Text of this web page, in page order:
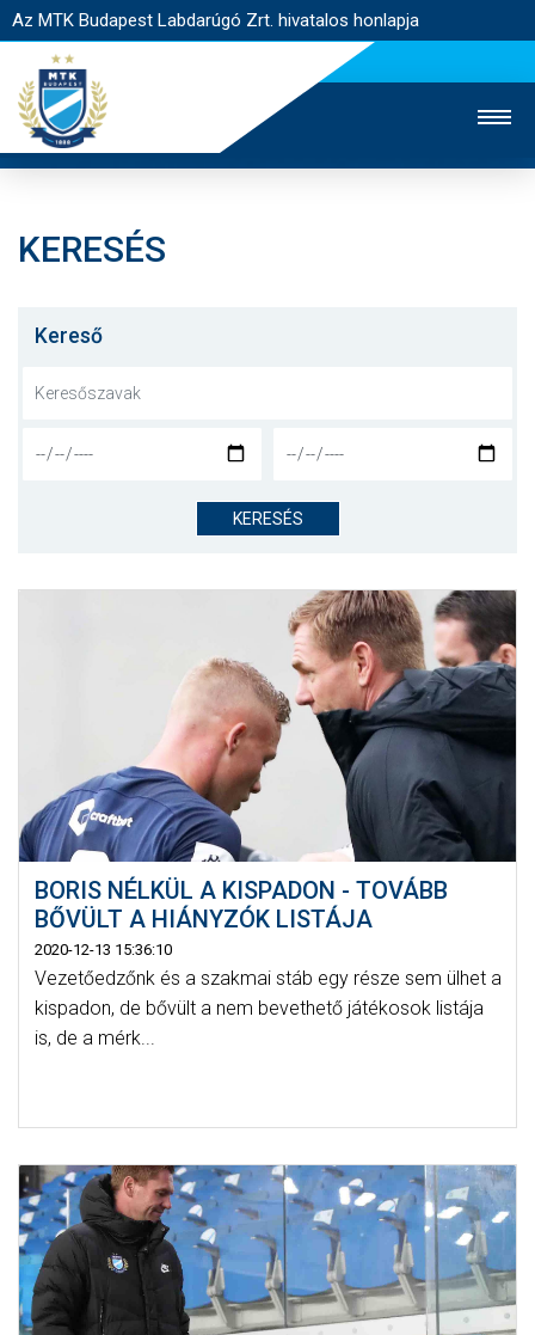
Az MTK Budapest Labdarúgó Zrt. hivatalos honlapja
JEGYÉRTÉKESÍTÉS
NYITÓLAP
CSAPATOK
KLUB
GALÉRIA
SZURKOLÓI ÉLMÉNYEK
AKKREDITÁCIÓ
KERESÉS
Kereső
KERESÉS
BORIS NÉLKÜL A KISPADON - TOVÁBB
BŐVÜLT A HIÁNYZÓK LISTÁJA
2020-12-13 15:36:10
Vezetőedzőnk és a szakmai stáb egy része sem ülhet a
kispadon, de bővült a nem bevethető játékosok listája
is, de a mérk...